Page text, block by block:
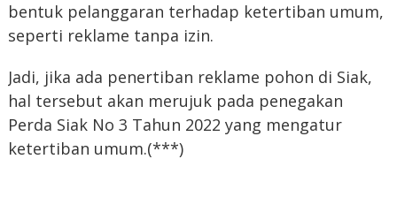
bentuk pelanggaran terhadap ketertiban umum,
seperti reklame tanpa izin.
Jadi, jika ada penertiban reklame pohon di Siak,
hal tersebut akan merujuk pada penegakan
Perda Siak No 3 Tahun 2022 yang mengatur
ketertiban umum.(***)